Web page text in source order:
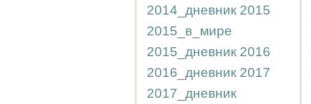
2014_дневник 2015
2015_в_мире
2015_дневник 2016
2016_дневник 2017
2017_дневник